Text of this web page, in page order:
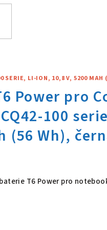
SERIE, LI-ION, 10,8 V, 5200 MAH
Power pro
T6 Power pro